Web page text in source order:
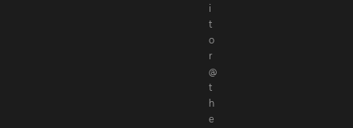
e
d
i
t
o
r
@
t